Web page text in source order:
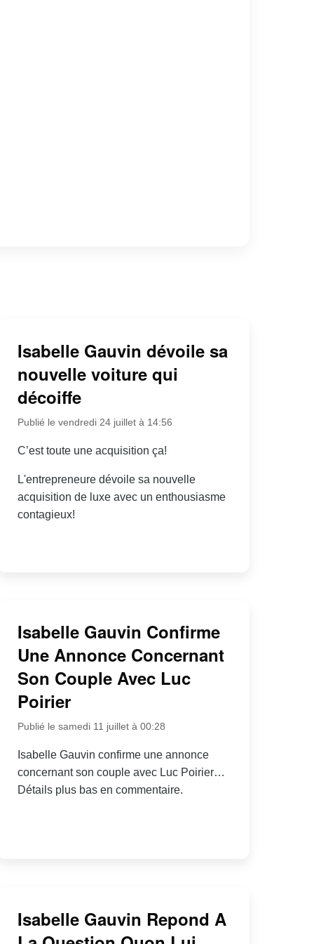
Isabelle Gauvin dévoile sa
nouvelle voiture qui
décoiffe
Publié le vendredi 24 juillet à 14:56
C’est toute une acquisition ça!
L'entrepreneure dévoile sa nouvelle
acquisition de luxe avec un enthousiasme
contagieux!
Isabelle Gauvin Confirme
Une Annonce Concernant
Son Couple Avec Luc
Poirier
Publié le samedi 11 juillet à 00:28
Isabelle Gauvin confirme une annonce
concernant son couple avec Luc Poirier…
Détails plus bas en commentaire.
Isabelle Gauvin Repond A